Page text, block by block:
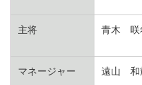
主将 青木 咲
マネージャー 遠山 和